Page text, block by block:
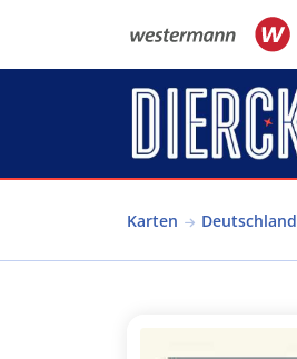
Karten Deutschland